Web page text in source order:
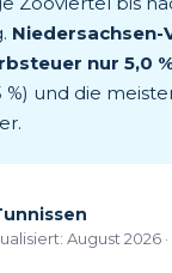
Niedersachsen-
nur 5,0
%) und die
August 2026